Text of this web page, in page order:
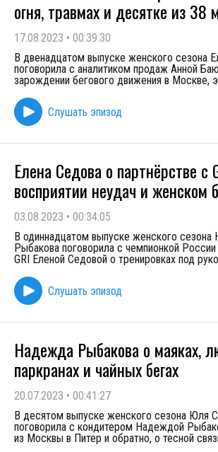
огня, травмах и десятке из 38
17.08.2023 • 00:39:30
В двенадцатом выпуске женского сезона
поговорила с аналитиком продаж Анной
зарождении бегового движения в Москве,
Слушать эпизод
Елена Седова о партнёрстве с
восприятии неудач и женском
03.08.2023 • 00:34:05
В одиннадцатом выпуске женского
Рыбакова поговорила с чемпионкой
GRI Еленой Седовой о тренировках под
Слушать эпизод
Надежда Рыбакова о маяках,
паркранах и чайных бегах
20.07.2023 • 00:41:27
В десятом выпуске женского сезона Юля
поговорила с кондитером Надеждой
из Москвы в Питер и обратно, о тесной